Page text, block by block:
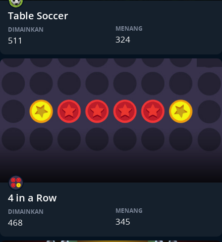
Table Soccer
DIMAINKAN
511
MENANG
324
4 in a Row
DIMAINKAN
468
MENANG
345